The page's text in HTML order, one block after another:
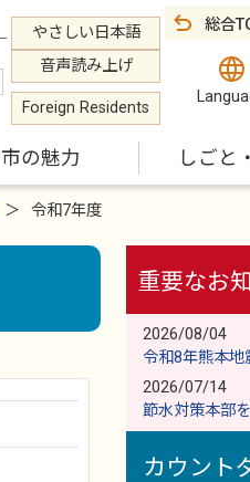
やさしい日本語
音声読み上げ
Foreign Residents
総合
市の魅力 しごと
令和7年度
重要なお
2026/08/04
令和8年熊本地
2026/07/14
節水対策本部
カウント